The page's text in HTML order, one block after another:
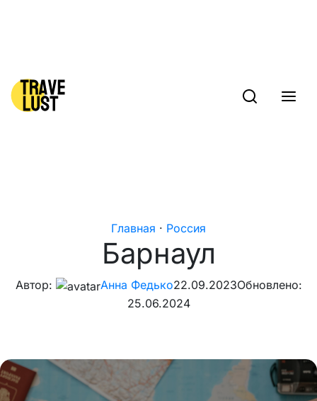
Главная · Россия
Барнаул
Автор: Анна Федько22.09.2023Обновлено:
25.06.2024